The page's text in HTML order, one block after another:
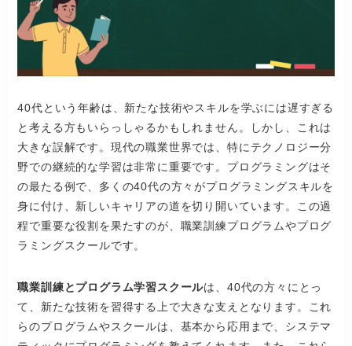
40代という年齢は、新たな技術やスキルを学ぶには遅すぎる
と考える方もいらっしゃるかもしれません。しかし、これは
大きな誤解です。現代の職業世界では、特にテクノロジー分
野での継続的な学習は非常に重要です。プログラミングはそ
の最たる例で、多くの40代の方々がプログラミングスキルを
身に付け、新しいキャリアの道を切り開いています。この過
程で重要な役割を果たすのが、職業訓練プログラムやプログ
ラミングスクールです。
職業訓練とプログラム学習スクールは、40代の方々にとっ
て、新たな技術を習得する上で大きな支えとなります。これ
らのプログラムやスクールは、基本から応用まで、システマ